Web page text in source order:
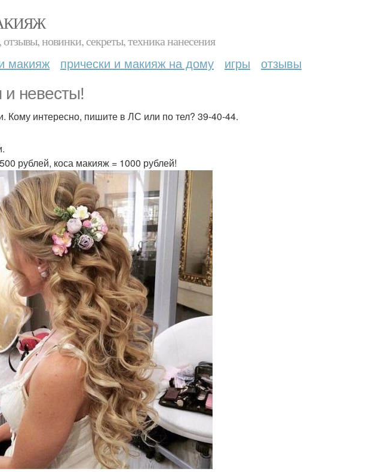
новинки, секреты, техника нанесения
макияж прически и макияж на дому игры отзывы
невесты!
Кому интересно, пишите в ЛС или по тел? 39-40-44.
рублей, коса макияж = 1000 рублей!